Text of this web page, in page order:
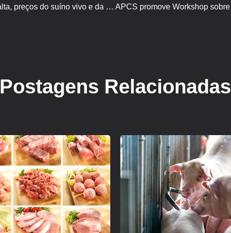
Após duas semanas em alta, preços do suíno vivo e da carne caem
Postagens Relacionadas